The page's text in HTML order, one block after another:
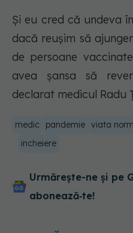
Și eu cred că undeva
dacă reușim să
de persoane
avea șansa să
declarat medicul Radu
medic pandemie viata
incheiere
Urmărește-ne și pe
abonează‑te!